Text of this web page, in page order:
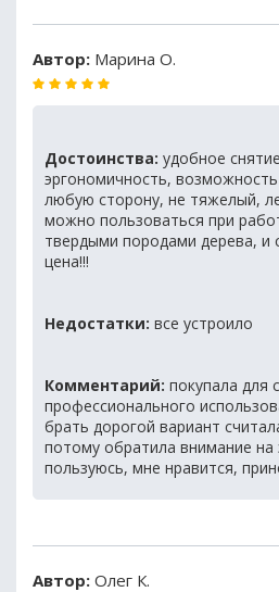
Автор: Марина О.
Достоинства: удобное
эргономичность,
любую сторону, не тяжелый,
можно пользоваться при
твердыми породами дерева, и
цена!!!
Недостатки: все устроило
Комментарий: покупала для
профессионального
брать дорогой вариант
потому обратила внимание на
пользуюсь, мне нравится,
Автор: Олег К.